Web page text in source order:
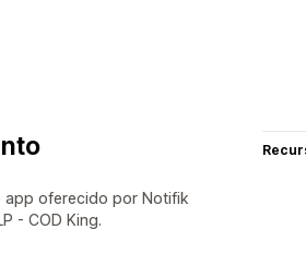
app oferecido por Notifik
- COD King.